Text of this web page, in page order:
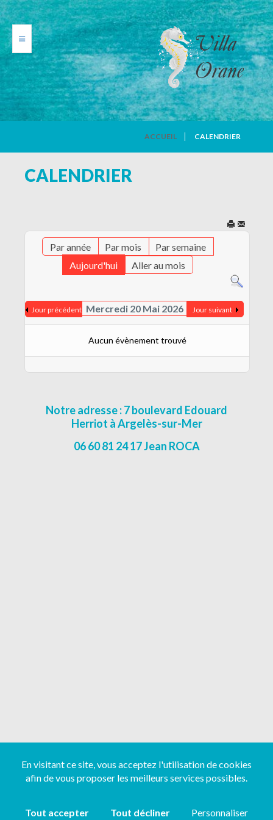
AVIS DE VACANCIERS
CONTACT
MENTIONS LÉGALES
ACCUEIL CALENDRIER
CALENDRIER
Par année Par mois
Par semaine
Aujourd'hui
Aller au mois
Jour précédent Mercredi 20 Mai 2026 Jour suivant
Aucun évènement trouvé
Notre adresse : 7 boulevard Edouard
Herriot à Argelès-sur-Mer
06 60 81 24 17 Jean ROCA
Copyright ©2026
En visitant ce site, vous acceptez l'utilisation de cookies
afin de vous proposer les meilleurs services possibles.
Tout accepter Tout décliner Personnaliser